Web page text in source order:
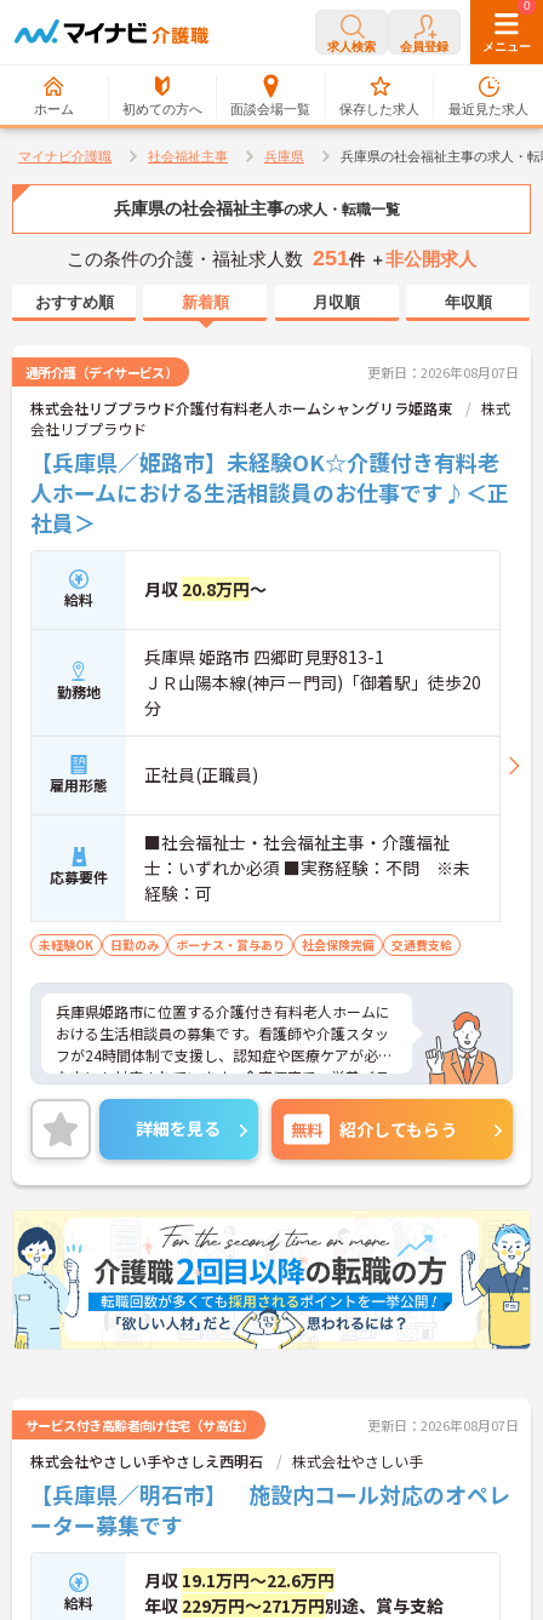
求人検索 会員登録 メニュー
ホーム 初めての方へ 面談会場一覧
0
保存した求人
0
最近見た求人
マイナビ介護職 社会福祉主事 兵庫県 兵庫県の社会福祉主事の求人・
兵庫県の社会福祉主事の求人・転職一覧
この条件の介護・福祉求人数 251件 ＋非公開求人
おすすめ順 新着順 月収順 年収順
通所介護（デイサービス） 更新日：2026年08月07日
株式会社リブプラウド介護付有料老人ホームシャングリラ姫路東
株式
会社リブプラウド
【兵庫県／姫路市】未経験OK☆介護付き有料老
人ホームにおける生活相談員のお仕事です♪＜正
社員＞
給料 月収 20.8万円～
勤務地
兵庫県 姫路市 四郷町見野813-1
ＪＲ山陽本線(神戸－門司)「御着駅」徒歩20
分
雇用形態 正社員(正職員)
応募要件
■社会福祉士・社会福祉主事・介護福祉
士：いずれか必須 ■実務経験：不問 ※未
経験：可
未経験OK 日勤のみ ボーナス・賞与あり 社会保険完備 交通費支給
兵庫県姫路市に位置する介護付き有料老人ホームに
おける生活相談員の募集です。看護師や介護スタッ
フが24時間体制で支援し、認知症や医療ケアが必要
な方にも対応されています。全室個室で、栄養バラ
ンスに配慮した食事や多様な入浴設備を備え、安心
して暮らせるよう支援されています。
就業は18:00までです。勤務終了後にプライベートな
時間も充実させることができます。
ご興味のある方には、面接対策ポイントなど、さら
に詳細をご案内しますのでお気軽にご相談くださ
い！
詳細を見る 無料 紹介してもらう
サービス付き高齢者向け住宅（サ高住） 更新日：2026年08月07日
株式会社やさしい手やさしえ西明石 株式会社やさしい手
【兵庫県／明石市】 施設内コール対応のオペレ
ーター募集です
給料
月収 19.1万円～22.6万円
年収 229万円～271万円別途、賞与支給